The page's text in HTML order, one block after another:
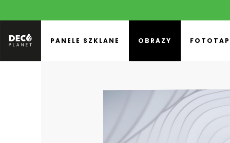
PANELE SZKLANE OBRAZY